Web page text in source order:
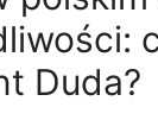
Duda?